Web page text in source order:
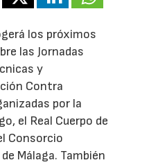
los próximos
las Jornadas
y
Contra
por la
el Real Cuerpo de
Consorcio
Málaga. También